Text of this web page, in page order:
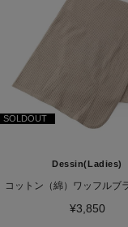
SOLDOUT
Dessin(Ladies)
コットン（綿）ワッフルブ
¥3,850